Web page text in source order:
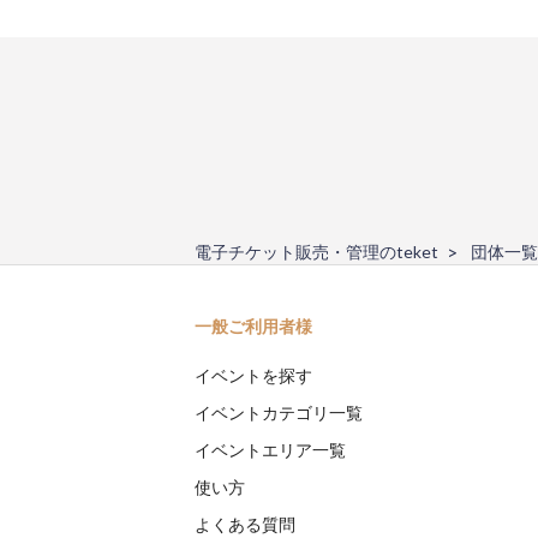
電子チケット販売・管理のteket 団体一覧
一般ご利用者様
イベントを探す
イベントカテゴリ一覧
イベントエリア一覧
使い方
よくある質問